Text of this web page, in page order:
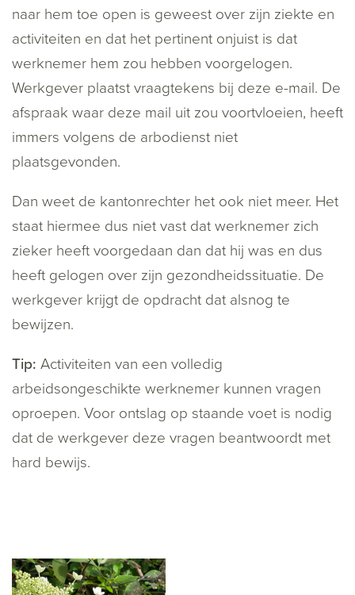
naar hem toe open is geweest over zijn ziekte en
activiteiten en dat het pertinent onjuist is dat
werknemer hem zou hebben voorgelogen.
Werkgever plaatst vraagtekens bij deze e-mail. De
afspraak waar deze mail uit zou voortvloeien, heeft
immers volgens de arbodienst niet
plaatsgevonden.
Dan weet de kantonrechter het ook niet meer. Het
staat hiermee dus niet vast dat werknemer zich
zieker heeft voorgedaan dan dat hij was en dus
heeft gelogen over zijn gezondheidssituatie. De
werkgever krijgt de opdracht dat alsnog te
bewijzen.
Tip: Activiteiten van een volledig
arbeidsongeschikte werknemer kunnen vragen
oproepen. Voor ontslag op staande voet is nodig
dat de werkgever deze vragen beantwoordt met
hard bewijs.